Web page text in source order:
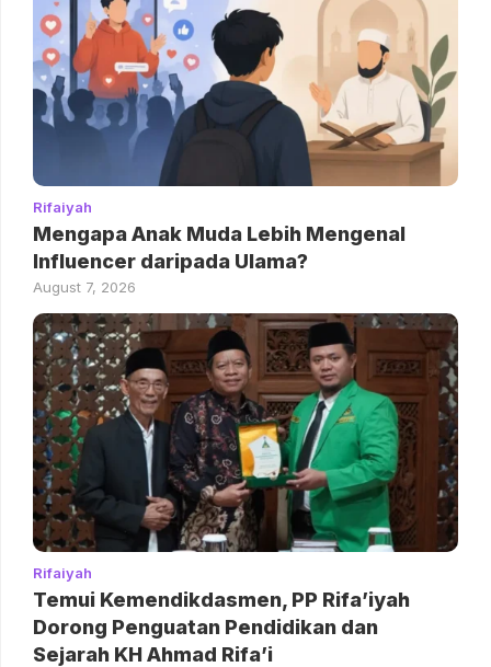
Rifaiyah
Mengapa Anak Muda Lebih Mengenal
Influencer daripada Ulama?
August 7, 2026
Rifaiyah
Temui Kemendikdasmen, PP Rifa’iyah
Dorong Penguatan Pendidikan dan
Sejarah KH Ahmad Rifa’i